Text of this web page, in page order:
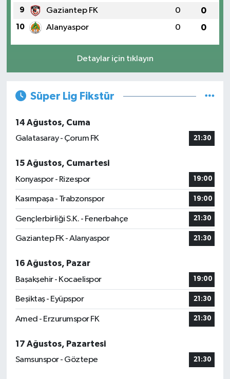
9 Gaziantep FK 0 0
10 Alanyaspor 0 0
Detaylar için tıklayın
Süper Lig Fikstür
14 Ağustos, Cuma
Galatasaray - Çorum FK
21:30
15 Ağustos, Cumartesi
Konyaspor - Rizespor
19:00
Kasımpaşa - Trabzonspor 19:00
Gençlerbirliği S.K. - Fenerbahçe 21:30
Gaziantep FK - Alanyaspor 21:30
16 Ağustos, Pazar
Başakşehir - Kocaelispor
19:00
Beşiktaş - Eyüpspor 21:30
Amed - Erzurumspor FK 21:30
17 Ağustos, Pazartesi
Samsunspor - Göztepe
21:30